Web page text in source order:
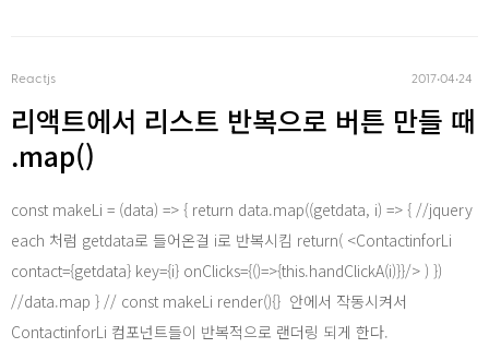
Word Press
Reactjs 2017‧04‧24
리액트에서 리스트 반복으로 버튼 만들 때
.map()
const makeLi = (data) => { return data.map((getdata, i) => { //jquery
each 처럼 getdata로 들어온걸 i로 반복시킴 return( <ContactinforLi
contact={getdata} key={i} onClicks={()=>{this.handClickA(i)}}/> ) })
//data.map } // const makeLi render(){} 안에서 작동시켜서
ContactinforLi 컴포넌트들이 반복적으로 랜더링 되게 한다.